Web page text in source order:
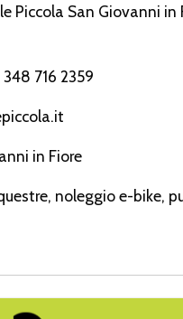
Piccola San Giovanni in
716 2359
in Fiore
noleggio e-bike,
Antonio